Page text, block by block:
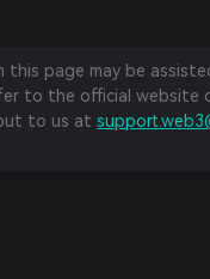
this page may be
to the official
out to us at